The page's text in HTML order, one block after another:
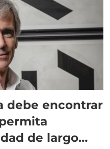
debe encontrar
de largo